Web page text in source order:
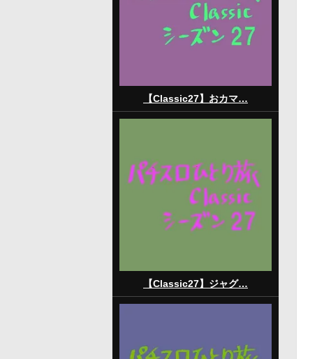
【Classic27】おカマ…
【Classic27】ジャグ…